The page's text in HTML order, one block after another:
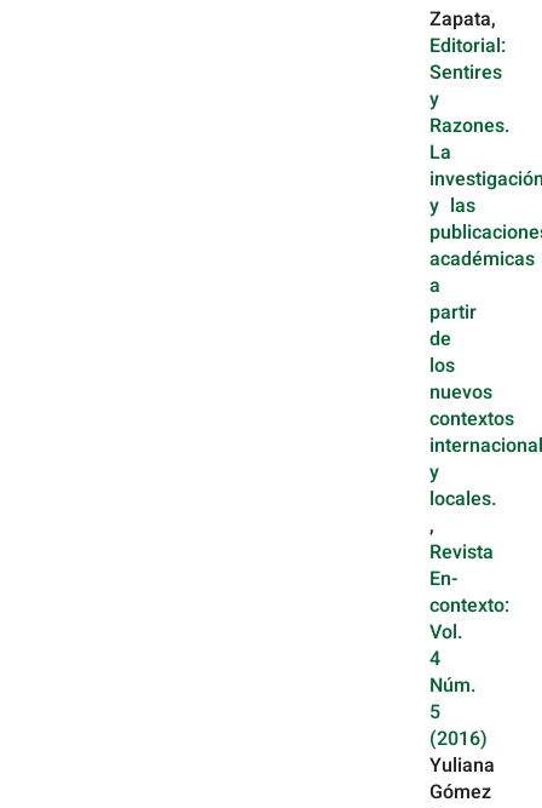
Zapata,
Editorial:
Sentires
y
Razones.
La
y las
académicas
a
partir
de
los
nuevos
contextos
y
locales.
,
Revista
En-
contexto:
Vol.
4
Núm.
5
(2016)
Yuliana
Gómez